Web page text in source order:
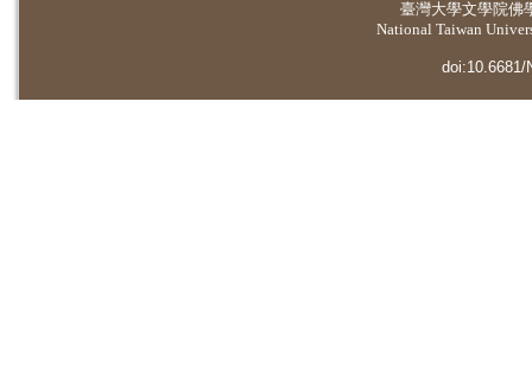
臺灣大學文學院佛
National Taiwan
doi:10.6681/